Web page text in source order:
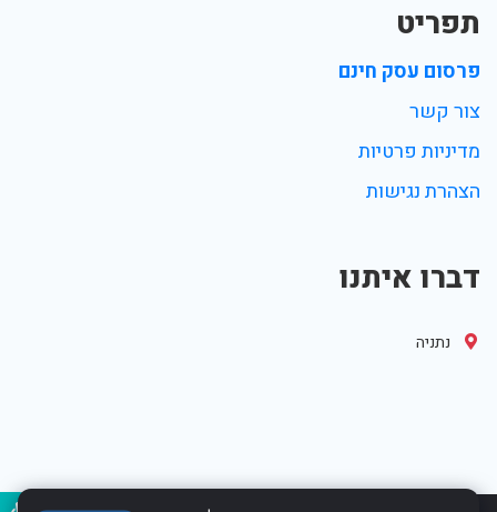
תפריט
פרסום עסק חינם
צור קשר
מדיניות פרטיות
הצהרת נגישות
דברו איתנו
נתניה